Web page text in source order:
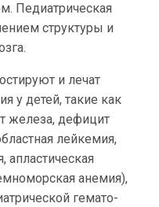
Педиатрическая
структуры и
и лечат
у детей, такие как
железа, дефицит
лейкемия,
апластическая
анемия),
гемато-